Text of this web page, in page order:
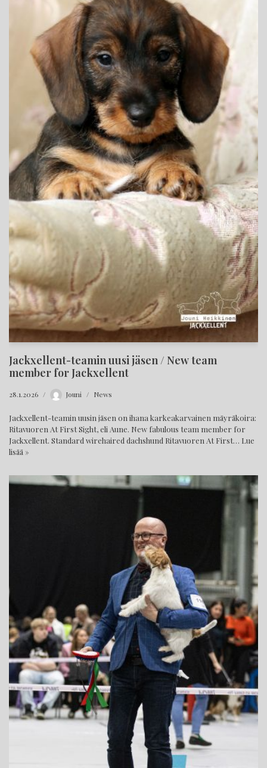
Jackxellent-teamin uusi jäsen / New team
member for Jackxellent
28.1.2026 Jouni News
Jackxellent-teamin uusin jäsen on ihana karkeakarvainen mäyräkoira:
Ritavuoren At First Sight, eli Aune. New fabulous team member for
Jackxellent. Standard wirehaired dachshund Ritavuoren At First… Lue
lisää »